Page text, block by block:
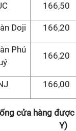
166,50
Doji 166,20
Phú
166,20
166,00
cửa hàng
Y)